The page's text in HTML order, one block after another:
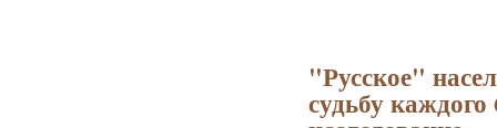
"Русское"
судьбу каждого